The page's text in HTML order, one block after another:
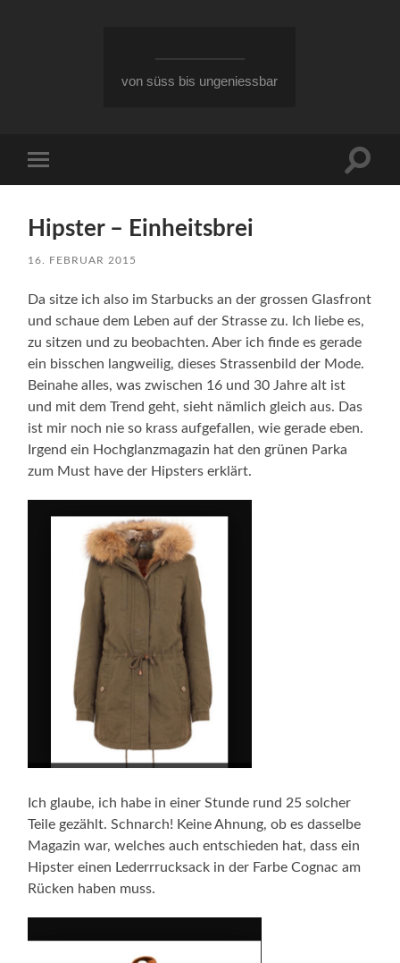
von süss bis ungeniessbar
Menü
Hipster – Einheitsbrei
16. FEBRUAR 2015
Da sitze ich also im Starbucks an der grossen Glasfront
und schaue dem Leben auf der Strasse zu. Ich liebe es,
zu sitzen und zu beobachten. Aber ich finde es gerade
ein bisschen langweilig, dieses Strassenbild der Mode.
Beinahe alles, was zwischen 16 und 30 Jahre alt ist
und mit dem Trend geht, sieht nämlich gleich aus. Das
ist mir noch nie so krass aufgefallen, wie gerade eben.
Irgend ein Hochglanzmagazin hat den grünen Parka
zum Must have der Hipsters erklärt.
Ich glaube, ich habe in einer Stunde rund 25 solcher
Teile gezählt. Schnarch! Keine Ahnung, ob es dasselbe
Magazin war, welches auch entschieden hat, dass ein
Hipster einen Lederrrucksack in der Farbe Cognac am
Rücken haben muss.